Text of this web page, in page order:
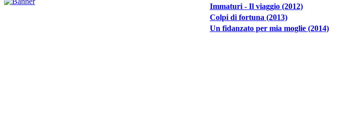
Immaturi - Il viaggio (2012)
Colpi di fortuna (2013)
Un fidanzato per mia moglie (2014)